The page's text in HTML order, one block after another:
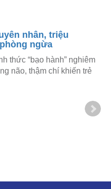
nhân, triệu
ngừa
thức “bạo hành” nghiêm
não, thậm chí khiến trẻ